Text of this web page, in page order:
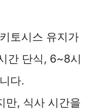
토시스 유지가
간 단식, 6~8시
다.
만, 식사 시간을